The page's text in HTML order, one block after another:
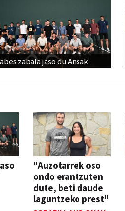
zabala jaso du Ansak
"Auzotarrek oso
ondo erantzuten
dute, beti daude
laguntzeko prest"